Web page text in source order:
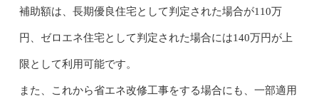
補助額は、長期優良住宅として判定された場合が110万
円、ゼロエネ住宅として判定された場合には140万円が上
限として利用可能です。
また、これから省エネ改修工事をする場合にも、一部適用